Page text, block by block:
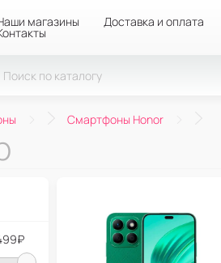
магазины Доставка и оплата
Смартфоны Honor